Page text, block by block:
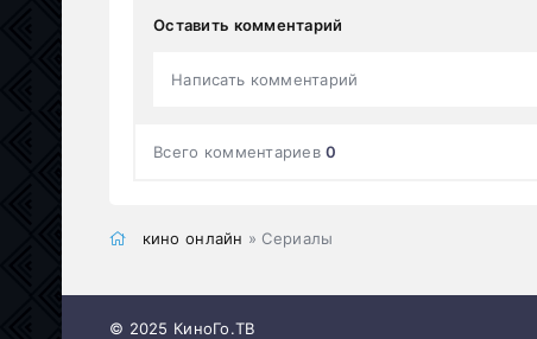
Оставить комментарий
Написать комментарий
Всего комментариев0
кино онлайн » Сериалы
© 2025 КиноГо.ТВ